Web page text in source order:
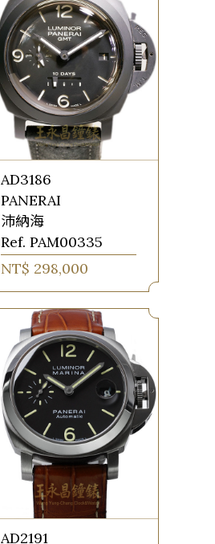
AD3186
PANERAI
沛納海
Ref. PAM00335
NT$ 298,000
AD2191